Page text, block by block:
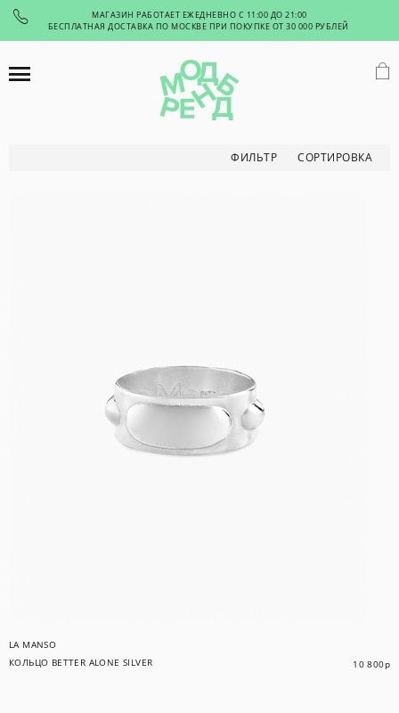
МАГАЗИН РАБОТАЕТ ЕЖЕДНЕВНО С 11:00 ДО 21:00
БЕСПЛАТНАЯ ДОСТАВКА ПО МОСКВЕ ПРИ ПОКУПКЕ ОТ 30 000 РУБЛЕЙ
ФИЛЬТР СОРТИРОВКА
LA MANSO
КОЛЬЦО BETTER ALONE SILVER
10 800р
СОРТИРОВКА
ФИЛЬТР